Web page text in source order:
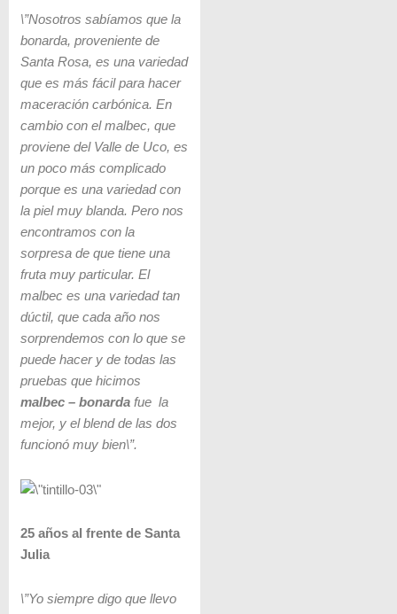
\”Nosotros sabíamos que la
bonarda, proveniente de
Santa Rosa, es una variedad
que es más fácil para hacer
maceración carbónica. En
cambio con el malbec, que
proviene del Valle de Uco, es
un poco más complicado
porque es una variedad con
la piel muy blanda. Pero nos
encontramos con la
sorpresa de que tiene una
fruta muy particular. El
malbec es una variedad tan
dúctil, que cada año nos
sorprendemos con lo que se
puede hacer y de todas las
pruebas que hicimos
malbec – bonardafue la
mejor, y el blend de las dos
funcionó muy bien\”.
25 años al frente de Santa
Julia
\”Yo siempre digo que llevo